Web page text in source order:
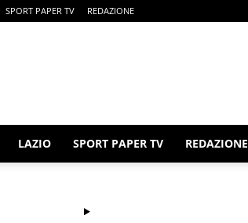
SPORT PAPER TV REDAZIONE
LAZIO SPORT PAPER TV REDAZIONE